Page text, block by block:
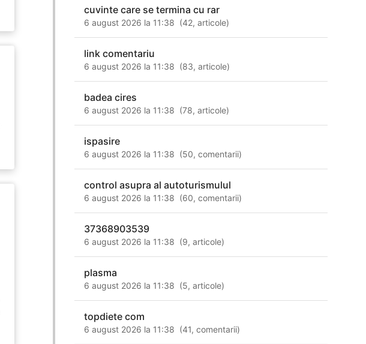
cuvinte care se termina cu rar
6 august 2026 la 11:38 (42,articole)
link comentariu
6 august 2026 la 11:38 (83,articole)
badea cires
6 august 2026 la 11:38 (78,articole)
ispasire
6 august 2026 la 11:38 (50,comentarii)
control asupra al autoturismulul
6 august 2026 la 11:38 (60,comentarii)
37368903539
6 august 2026 la 11:38 (9,articole)
plasma
6 august 2026 la 11:38 (5,articole)
topdiete com
6 august 2026 la 11:38 (41,comentarii)